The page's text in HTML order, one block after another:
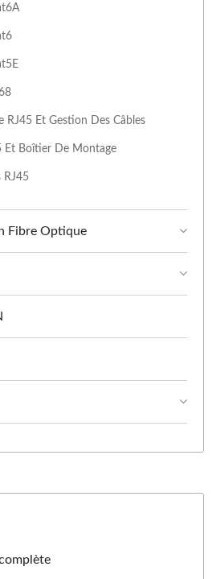
RJ45 Et Gestion Des Câbles
Et Boîtier De Montage
RJ45
Fibre Optique